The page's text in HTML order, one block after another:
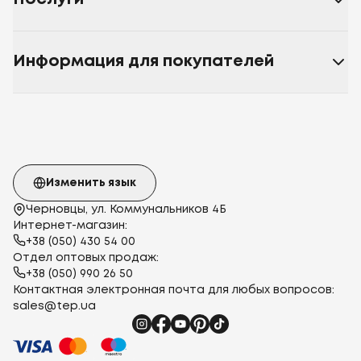
Информация для покупателей
Черновцы, ул. Коммунальников 4Б
Интернет-магазин:
+38 (050) 430 54 00
Отдел оптовых продаж:
+38 (050) 990 26 50
Контактная электронная почта для любых вопросов:
sales@tep.ua
Изменить язык